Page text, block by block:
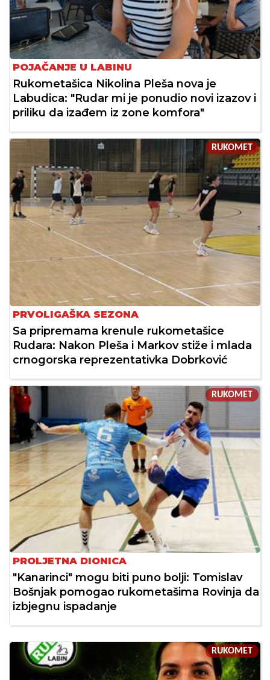
POJAČANJE U LABINU
Rukometašica Nikolina Pleša nova je
Labudica: "Rudar mi je ponudio novi izazov i
priliku da izađem iz zone komfora"
RUKOMET
PRVOLIGAŠKA SEZONA
Sa pripremama krenule rukometašice
Rudara: Nakon Pleša i Markov stiže i mlada
crnogorska reprezentativka Dobrković
RUKOMET
PROLJETNA DIONICA
"Kanarinci" mogu biti puno bolji: Tomislav
Bošnjak pomogao rukometašima Rovinja da
izbjegnu ispadanje
RUKOMET